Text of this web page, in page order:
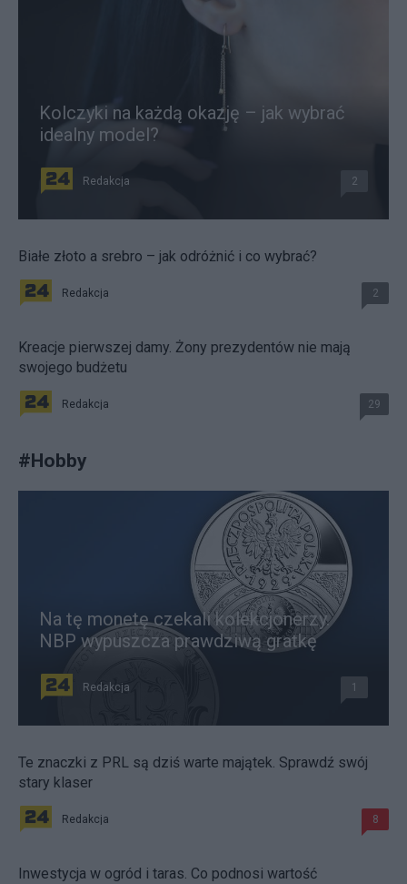
Kolczyki na każdą okazję – jak wybrać
idealny model?
Redakcja 2
Białe złoto a srebro – jak odróżnić i co wybrać?
Redakcja 2
Kreacje pierwszej damy. Żony prezydentów nie mają
swojego budżetu
Redakcja 29
#Hobby
Na tę monetę czekali kolekcjonerzy.
NBP wypuszcza prawdziwą gratkę
Redakcja 1
Te znaczki z PRL są dziś warte majątek. Sprawdź swój
stary klaser
Redakcja 8
Inwestycja w ogród i taras. Co podnosi wartość